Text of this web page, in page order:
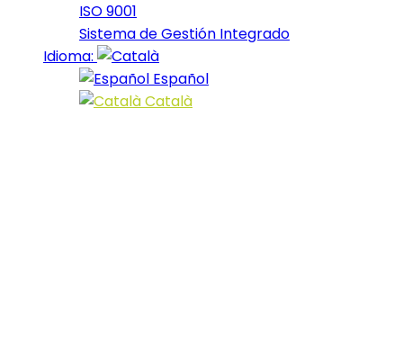
ISO 9001
Sistema de Gestión Integrado
Idioma:
Español
Català